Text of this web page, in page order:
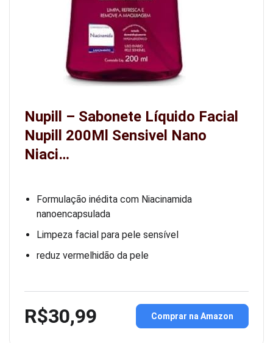
Nupill – Sabonete Líquido Facial
Nupill 200Ml Sensivel Nano
Niaci…
Formulação inédita com Niacinamida
nanoencapsulada
Limpeza facial para pele sensível
reduz vermelhidão da pele
R$30,99 Comprar na Amazon